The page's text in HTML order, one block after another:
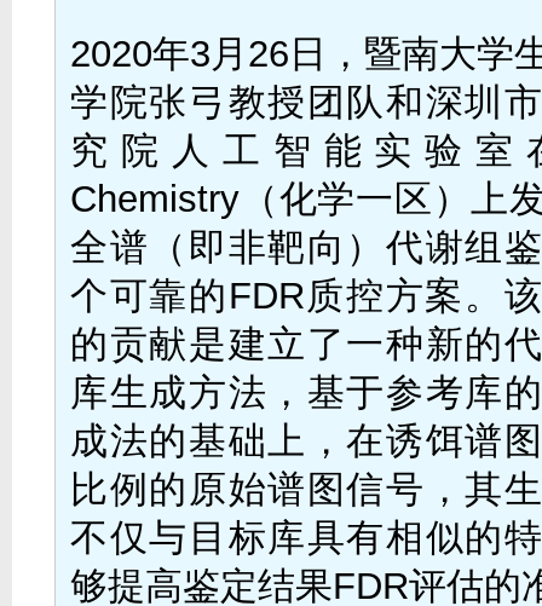
2020年3月26日，暨南大学
学院张弓教授团队和深圳
究院人工智能实验室
Chemistry（化学一区）上
全谱（即非靶向）代谢组
个可靠的FDR质控方案。
的贡献是建立了一种新的
库生成方法，基于参考库
成法的基础上，在诱饵谱
比例的原始谱图信号，其
不仅与目标库具有相似的
够提高鉴定结果FDR评估的